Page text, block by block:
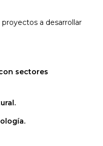
a desarrollar
sectores